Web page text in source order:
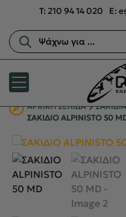
T: 210 94 14 020 E:
Αναζήτηση
προϊόντων
ΑΡΧΙΚΉ ΣΕΛΊΔΑ
ΣΑΚΙΔΙΟ ALPINISTO 50